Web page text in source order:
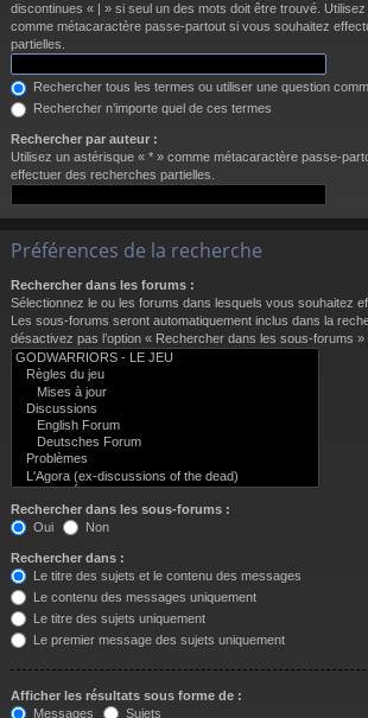
discontinues « | » si seul un des mots doit être trouvé.
comme métacaractère passe-partout si vous souhaitez
partielles.
Rechercher tous les termes ou utiliser une question
Rechercher n’importe quel de ces termes
Rechercher par auteur :
Utilisez un astérisque « * » comme métacaractère passe-
effectuer des recherches partielles.
Préférences de la recherche
Rechercher dans les forums :
Sélectionnez le ou les forums dans lesquels vous souhaitez
Les sous-forums seront automatiquement inclus dans la
désactivez pas l’option « Rechercher dans les sous-forums »
Rechercher dans les sous-forums :
Oui
Non
Rechercher dans :
Le titre des sujets et le contenu des messages
Le contenu des messages uniquement
Le titre des sujets uniquement
Le premier message des sujets uniquement
Afficher les résultats sous forme de :
Messages
Sujets